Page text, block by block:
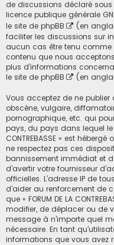
de discussions déclaré sous
licence publique générale
le site de phpBB
(en
faciliter les discussions sur
aucun cas être tenu
contenu que nous
plus d’informations
le site de phpBB
(en
Vous acceptez de ne
obscène, vulgaire,
pornographique, etc. qui
pays, du pays dans lequel le
CONTREBASSE » est
ne respectez pas ces
bannissement immédiat et
d’avertir votre fournisseur
officielles. L’adresse IP de
d’aider au renforcement de
que « FORUM DE LA
modifier, de déplacer ou de
message à n’importe quel
nécessaire. En tant
informations que vous avez